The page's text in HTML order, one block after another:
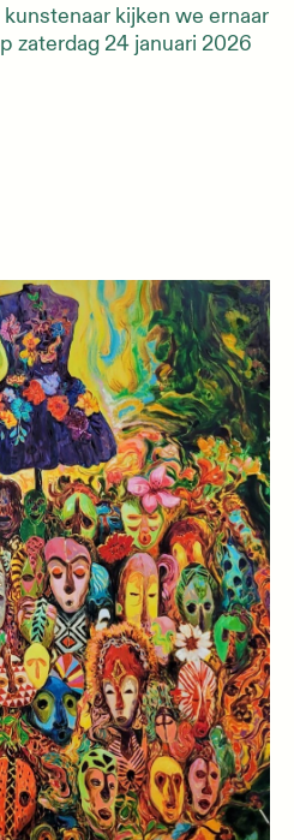
kijken we ernaar
zaterdag 24 januari 2026